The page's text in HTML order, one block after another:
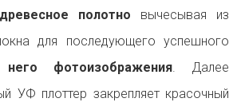
древесное полотно вычесывая из
для последующего успешного
фотоизображения. Далее
УФ плоттер закрепляет красочный